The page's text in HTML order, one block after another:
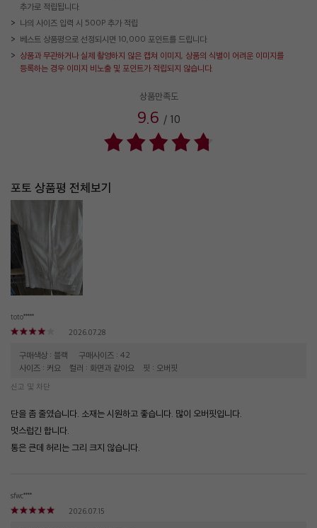
추가로 적립됩니다.
나의 사이즈 입력 시 500P 추가 적립
베스트 상품평으로 선정되시면 10,000 포인트를 드립니다.
상품과 무관하거나 실제 촬영하지 않은 캡쳐 이미지, 상품의 식별이 어려운 이미지를
등록하는 경우 이미지 비노출 및 포인트가 적립되지 않습니다.
상품만족도
9.6 / 10
포토 상품평 전체보기
toto*****
2026.07.28
구매색상 : 블랙
구매사이즈 : 42
사이즈 : 커요
컬러 : 화면과 같아요 핏 : 오버핏
신고 및 차단
단을 좀 줄였습니다. 소재는 시원하고 좋습니다. 많이 오버핏입니다.
멋스럽긴 합니다.
통은 큰데 허리는 그리 크지 않습니다.
sfwc****
2026.07.15